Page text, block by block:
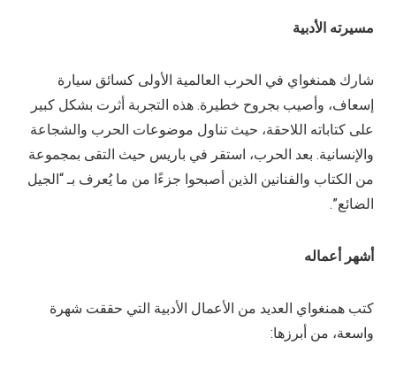
مسيرته الأدبية
شارك همنغواي في الحرب العالمية الأولى كسائق سيارة
إسعاف، وأصيب بجروح خطيرة. هذه التجربة أثرت بشكل كبير
على كتاباته اللاحقة، حيث تناول موضوعات الحرب والشجاعة
والإنسانية. بعد الحرب، استقر في باريس حيث التقى بمجموعة
من الكتاب والفنانين الذين أصبحوا جزءًا من ما يُعرف بـ “الجيل
الضائع”.
أشهر أعماله
كتب همنغواي العديد من الأعمال الأدبية التي حققت شهرة
واسعة، من أبرزها: